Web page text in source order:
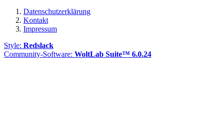
Datenschutzerklärung
Kontakt
Impressum
Style: Redslack
Community-Software: WoltLab Suite™ 6.0.24